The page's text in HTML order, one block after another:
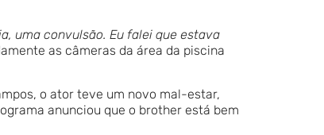
uma convulsão. Eu falei que estava
as câmeras da área da piscina
o ator teve um novo mal-estar,
anunciou que o brother está bem